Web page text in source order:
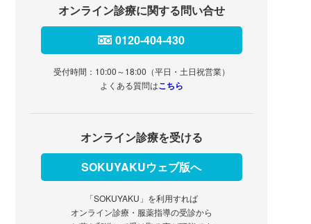
オンライン診療に関する問い合せ
0120-404-430
受付時間：10:00～18:00（平日・土日祝営業）
よくある質問はこちら
オンライン診療を受ける
SOKUYAKUウェブ版へ
「SOKUYAKU」を利用すれば
オンライン診療・服薬指導の受診から